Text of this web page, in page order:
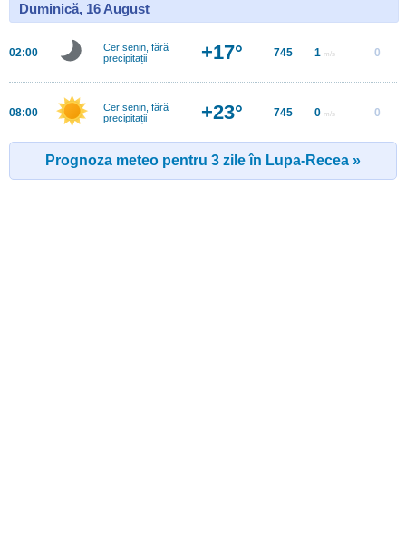
Duminică, 16 August
02:00
Cer senin, fără
precipitații
+17° 745 1 m/s 0
08:00
Cer senin, fără
precipitații
+23° 745 0 m/s 0
Prognoza meteo pentru 3 zile în Lupa-Recea »